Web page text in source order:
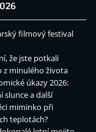
filmový festival
že jste potkali
z minulého života
úkazy 2026:
slunce a další
miminko při
teplotách?